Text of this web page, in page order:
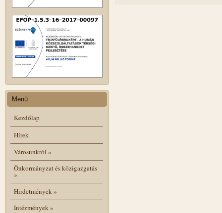
Menü
Kezdőlap
Hírek
Városunkról »
Önkormányzat és közigazgatás
»
Hirdetmények»
Intézmények»